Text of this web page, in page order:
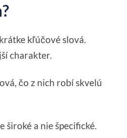
kľúčové slová.
charakter.
čo z nich robí skvelú
široké a nie špecifické.